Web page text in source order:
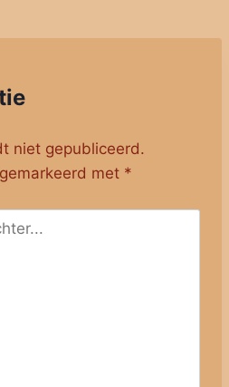
niet gepubliceerd.
met *